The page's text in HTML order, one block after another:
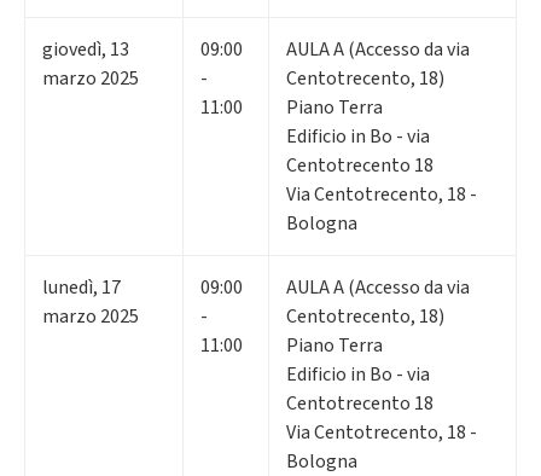
giovedì, 13
marzo 2025
09:00
-
11:00
AULA A (Accesso da via
Centotrecento, 18)
Piano Terra
Edificio in Bo - via
Centotrecento 18
Via Centotrecento, 18 -
Bologna
lunedì, 17
marzo 2025
09:00
-
11:00
AULA A (Accesso da via
Centotrecento, 18)
Piano Terra
Edificio in Bo - via
Centotrecento 18
Via Centotrecento, 18 -
Bologna